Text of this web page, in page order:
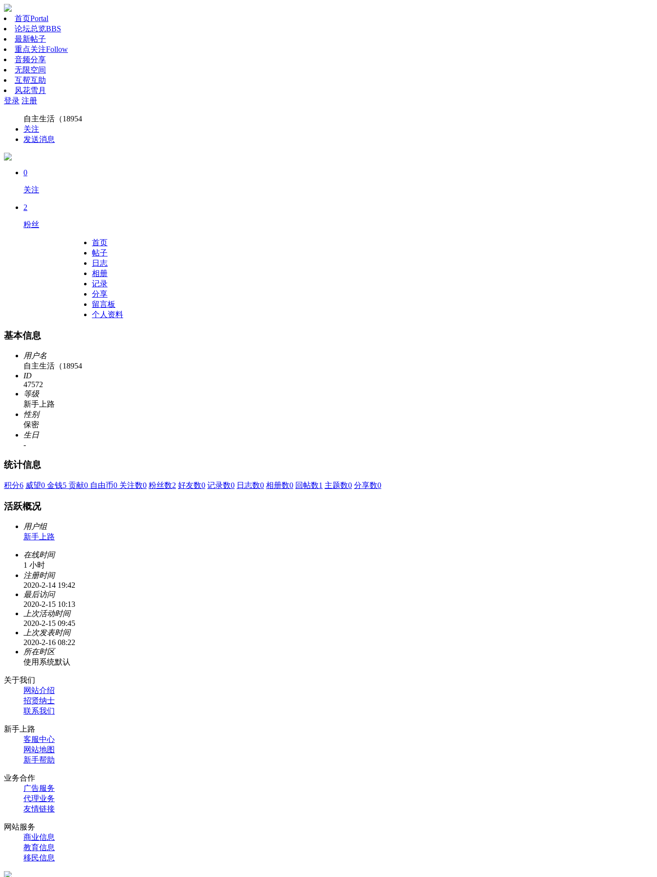
首页Portal
论坛总览BBS
最新帖子
重点关注Follow
音频分享
无限空间
互帮互助
风花雪月
登录 注册
自主生活（18954
关注
发送消息
0
关注
2
粉丝
首页
帖子
日志
相册
记录
分享
留言板
个人资料
基本信息
用户名
自主生活（18954
ID
47572
等级
新手上路
性别
保密
生日
-
统计信息
积分6 威望0 金钱5 贡献0 自由币0 关注数0 粉丝数2 好友数0 记录数0 日志数0 相册数0 回帖数1 主题数0 分享数0
活跃概况
用户组
新手上路
在线时间
1 小时
注册时间
2020-2-14 19:42
最后访问
2020-2-15 10:13
上次活动时间
2020-2-15 09:45
上次发表时间
2020-2-16 08:22
所在时区
使用系统默认
关于我们
网站介绍
招贤纳士
联系我们
新手上路
客服中心
网站地图
新手帮助
业务合作
广告服务
代理业务
友情链接
网站服务
商业信息
教育信息
移民信息